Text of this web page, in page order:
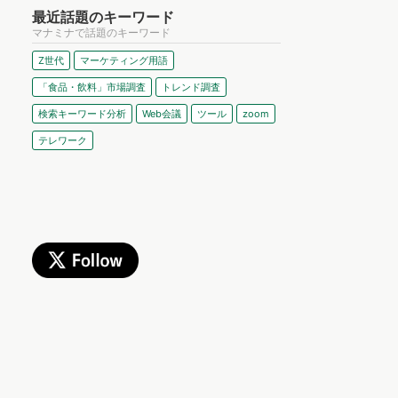
最近話題のキーワード
マナミナで話題のキーワード
Z世代 マーケティング用語
「食品・飲料」市場調査 トレンド調査
検索キーワード分析 Web会議 ツール zoom
テレワーク